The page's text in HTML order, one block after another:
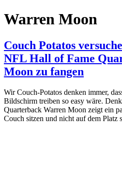
Warren Moon
Couch Potatos
NFL Hall of Fame
Moon zu fangen
Wir Couch-Potatos denken immer,
Bildschirm treiben so easy wäre.
Quarterback Warren Moon zeigt ein
Couch sitzen und nicht auf dem Platz